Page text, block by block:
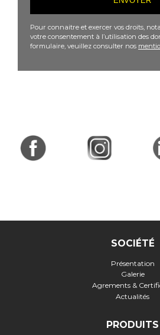
Pour connaitre et exercer vos droits,
votre consentement à l’utilisation des
formulaire, veuillez consulter nos
SOCIÉTÉ
Présentation
Galerie
Agrements &
Actualités
PRODUITS